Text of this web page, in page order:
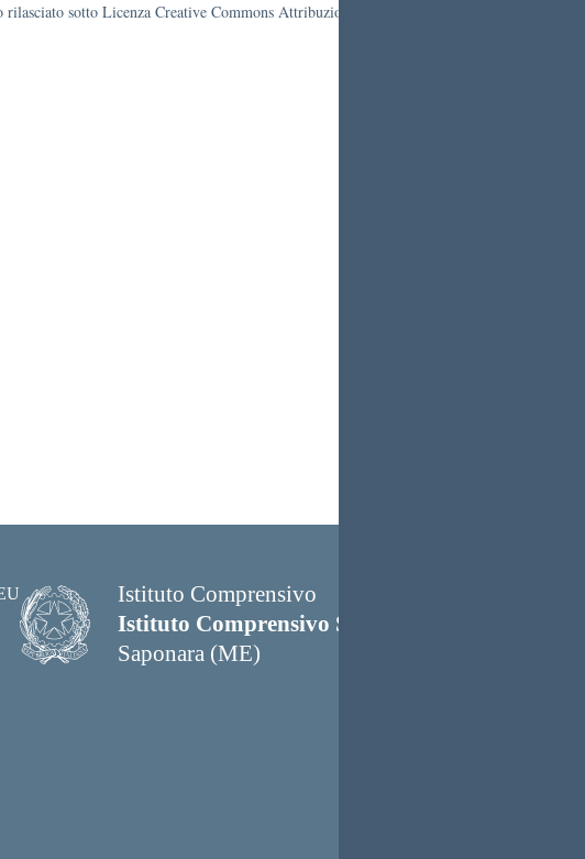
sotto Licenza Creative Commons Attribuzione 4.0 Italia.
Istituto Comprensivo
Istituto Comprensivo Saponara
Saponara (ME)